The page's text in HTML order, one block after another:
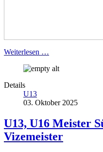
Weiterlesen …
Details
U13
03. Oktober 2025
U13, U16 Meister
Vizemeister